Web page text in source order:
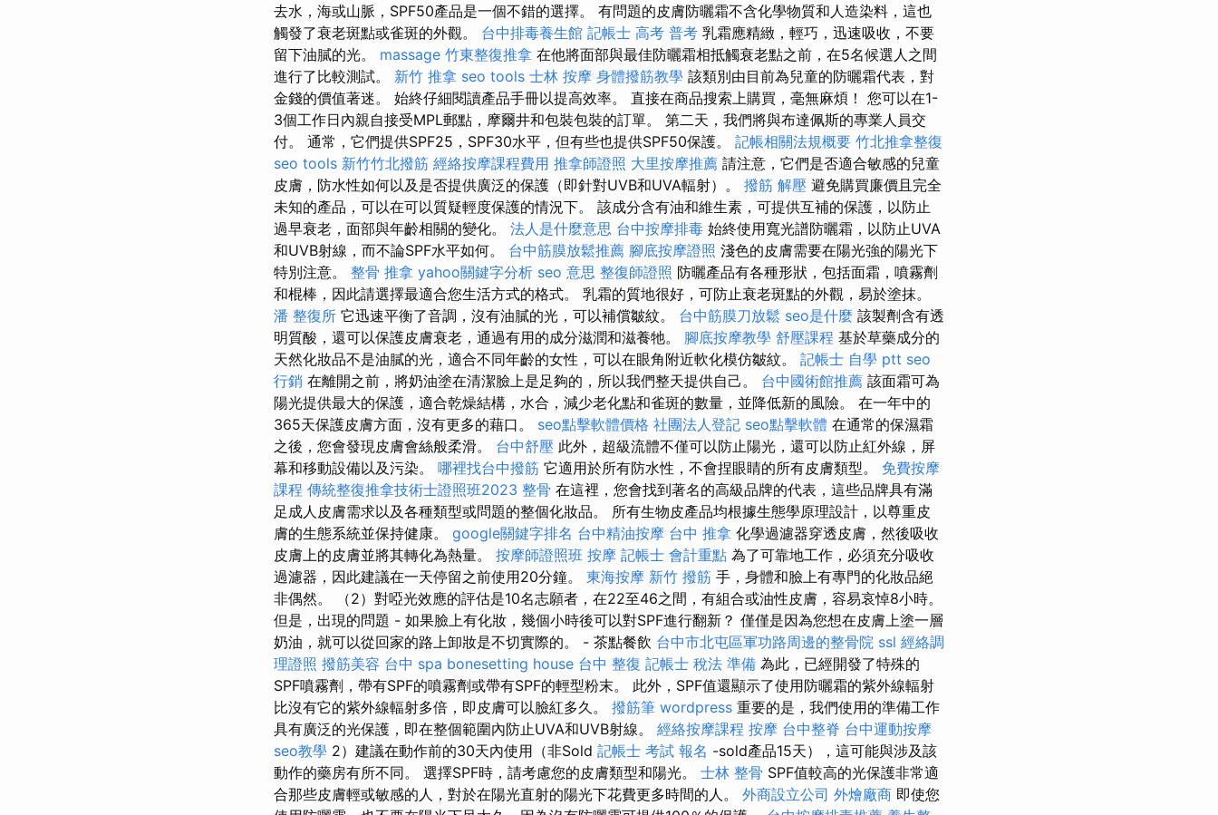
去水，海或山脈，SPF50產品是一個不錯的選擇。 有問題的皮膚防曬霜不含化學物質和人造染料，這也
觸發了衰老斑點或雀斑的外觀。 台中排毒養生館 記帳士 高考 普考 乳霜應精緻，輕巧，迅速吸收，不要
留下油膩的光。 massage 竹東整復推拿 在他將面部與最佳防曬霜相抵觸衰老點之前，在5名候選人之間
進行了比較測試。 新竹 推拿 seo tools 士林 按摩 身體撥筋教學 該類別由目前為兒童的防曬霜代表，對
金錢的價值著迷。 始終仔細閱讀產品手冊以提高效率。 直接在商品搜索上購買，毫無麻煩！ 您可以在1-
3個工作日內親自接受MPL郵點，摩爾井和包裝包裝的訂單。 第二天，我們將與布達佩斯的專業人員交
付。 通常，它們提供SPF25，SPF30水平，但有些也提供SPF50保護。 記帳相關法規概要 竹北推拿整復
seo tools 新竹竹北撥筋 經絡按摩課程費用 推拿師證照 大里按摩推薦 請注意，它們是否適合敏感的兒童
皮膚，防水性如何以及是否提供廣泛的保護（即針對UVB和UVA輻射）。 撥筋 解壓 避免購買廉價且完全
未知的產品，可以在可以質疑輕度保護的情況下。 該成分含有油和維生素，可提供互補的保護，以防止
過早衰老，面部與年齡相關的變化。 法人是什麼意思 台中按摩排毒 始終使用寬光譜防曬霜，以防止UVA
和UVB射線，而不論SPF水平如何。 台中筋膜放鬆推薦 腳底按摩證照 淺色的皮膚需要在陽光強的陽光下
特別注意。 整骨 推拿 yahoo關鍵字分析 seo 意思 整復師證照 防曬產品有各種形狀，包括面霜，噴霧劑
和棍棒，因此請選擇最適合您生活方式的格式。 乳霜的質地很好，可防止衰老斑點的外觀，易於塗抹。
潘 整復所 它迅速平衡了音調，沒有油膩的光，可以補償皺紋。 台中筋膜刀放鬆 seo是什麼 該製劑含有透
明質酸，還可以保護皮膚衰老，通過有用的成分滋潤和滋養牠。 腳底按摩教學 舒壓課程 基於草藥成分的
天然化妝品不是油膩的光，適合不同年齡的女性，可以在眼角附近軟化模仿皺紋。 記帳士 自學 ptt seo
行銷 在離開之前，將奶油塗在清潔臉上是足夠的，所以我們整天提供自己。 台中國術館推薦 該面霜可為
陽光提供最大的保護，適合乾燥結構，水合，減少老化點和雀斑的數量，並降低新的風險。 在一年中的
365天保護皮膚方面，沒有更多的藉口。 seo點擊軟體價格 社團法人登記 seo點擊軟體 在通常的保濕霜
之後，您會發現皮膚會絲般柔滑。 台中舒壓 此外，超級流體不僅可以防止陽光，還可以防止紅外線，屏
幕和移動設備以及污染。 哪裡找台中撥筋 它適用於所有防水性，不會捏眼睛的所有皮膚類型。 免費按摩
課程 傳統整復推拿技術士證照班2023 整骨 在這裡，您會找到著名的高級品牌的代表，這些品牌具有滿
足成人皮膚需求以及各種類型或問題的整個化妝品。 所有生物皮產品均根據生態學原理設計，以尊重皮
膚的生態系統並保持健康。 google關鍵字排名 台中精油按摩 台中 推拿 化學過濾器穿透皮膚，然後吸收
皮膚上的皮膚並將其轉化為熱量。 按摩師證照班 按摩 記帳士 會計重點 為了可靠地工作，必須充分吸收
過濾器，因此建議在一天停留之前使用20分鐘。 東海按摩 新竹 撥筋 手，身體和臉上有專門的化妝品絕
非偶然。 （2）對啞光效應的評估是10名志願者，在22至46之間，有組合或油性皮膚，容易哀悼8小時。
但是，出現的問題 - 如果臉上有化妝，幾個小時後可以對SPF進行翻新？ 僅僅是因為您想在皮膚上塗一層
奶油，就可以從回家的路上卸妝是不切實際的。 - 茶點餐飲 台中市北屯區軍功路周邊的整骨院 ssl 經絡調
理證照 撥筋美容 台中 spa bonesetting house 台中 整復 記帳士 稅法 準備 為此，已經開發了特殊的
SPF噴霧劑，帶有SPF的噴霧劑或帶有SPF的輕型粉末。 此外，SPF值還顯示了使用防曬霜的紫外線輻射
比沒有它的紫外線輻射多倍，即皮膚可以臉紅多久。 撥筋筆 wordpress 重要的是，我們使用的準備工作
具有廣泛的光保護，即在整個範圍內防止UVA和UVB射線。 經絡按摩課程 按摩 台中整脊 台中運動按摩
seo教學 2）建議在動作前的30天內使用（非Sold 記帳士 考試 報名 -sold產品15天），這可能與涉及該
動作的藥房有所不同。 選擇SPF時，請考慮您的皮膚類型和陽光。 士林 整骨 SPF值較高的光保護非常適
合那些皮膚輕或敏感的人，對於在陽光直射的陽光下花費更多時間的人。 外商設立公司 外燴廠商 即使您